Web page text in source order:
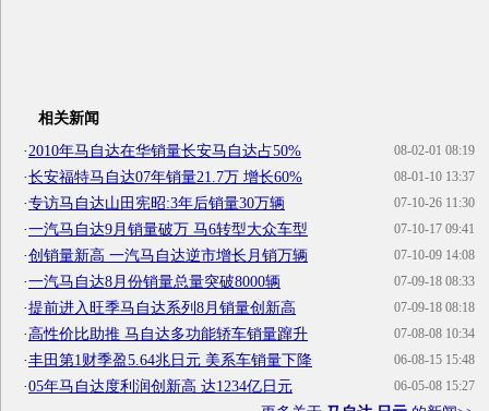
相关新闻
08-02-01 08:19
·2010年马自达在华销量长安马自达占50%
08-01-10 13:37
·长安福特马自达07年销量21.7万 增长60%
07-10-26 11:30
·专访马自达山田宪昭:3年后销量30万辆
07-10-17 09:41
·一汽马自达9月销量破万 马6转型大众车型
07-10-09 14:08
·创销量新高 一汽马自达逆市增长月销万辆
07-09-18 08:33
·一汽马自达8月份销量总量突破8000辆
07-09-18 08:18
·提前进入旺季马自达系列8月销量创新高
07-08-08 10:34
·高性价比助推 马自达多功能轿车销量蹿升
06-08-15 15:48
·丰田第1财季盈5.64兆日元 美系车销量下降
06-05-08 15:27
·05年马自达度利润创新高 达1234亿日元